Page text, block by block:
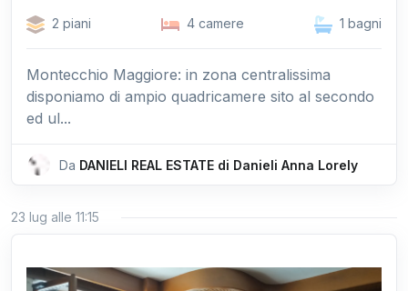
2 piani 4 camere 1 bagni
Montecchio Maggiore: in zona centralissima
disponiamo di ampio quadricamere sito al secondo
ed ul...
Da DANIELI REAL ESTATE di Danieli Anna Lorely
23 lug alle 11:15